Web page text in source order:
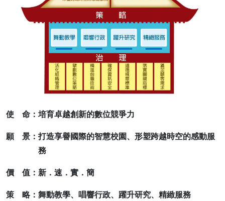
使 命：培育卓越創新的數位競爭力
願 景：打造享譽國際的智慧校園、形塑跨越時空的感動服
務
價 值：新．速．實．簡
策 略：舞動教學、唱響行政、躍升研究、精緻服務